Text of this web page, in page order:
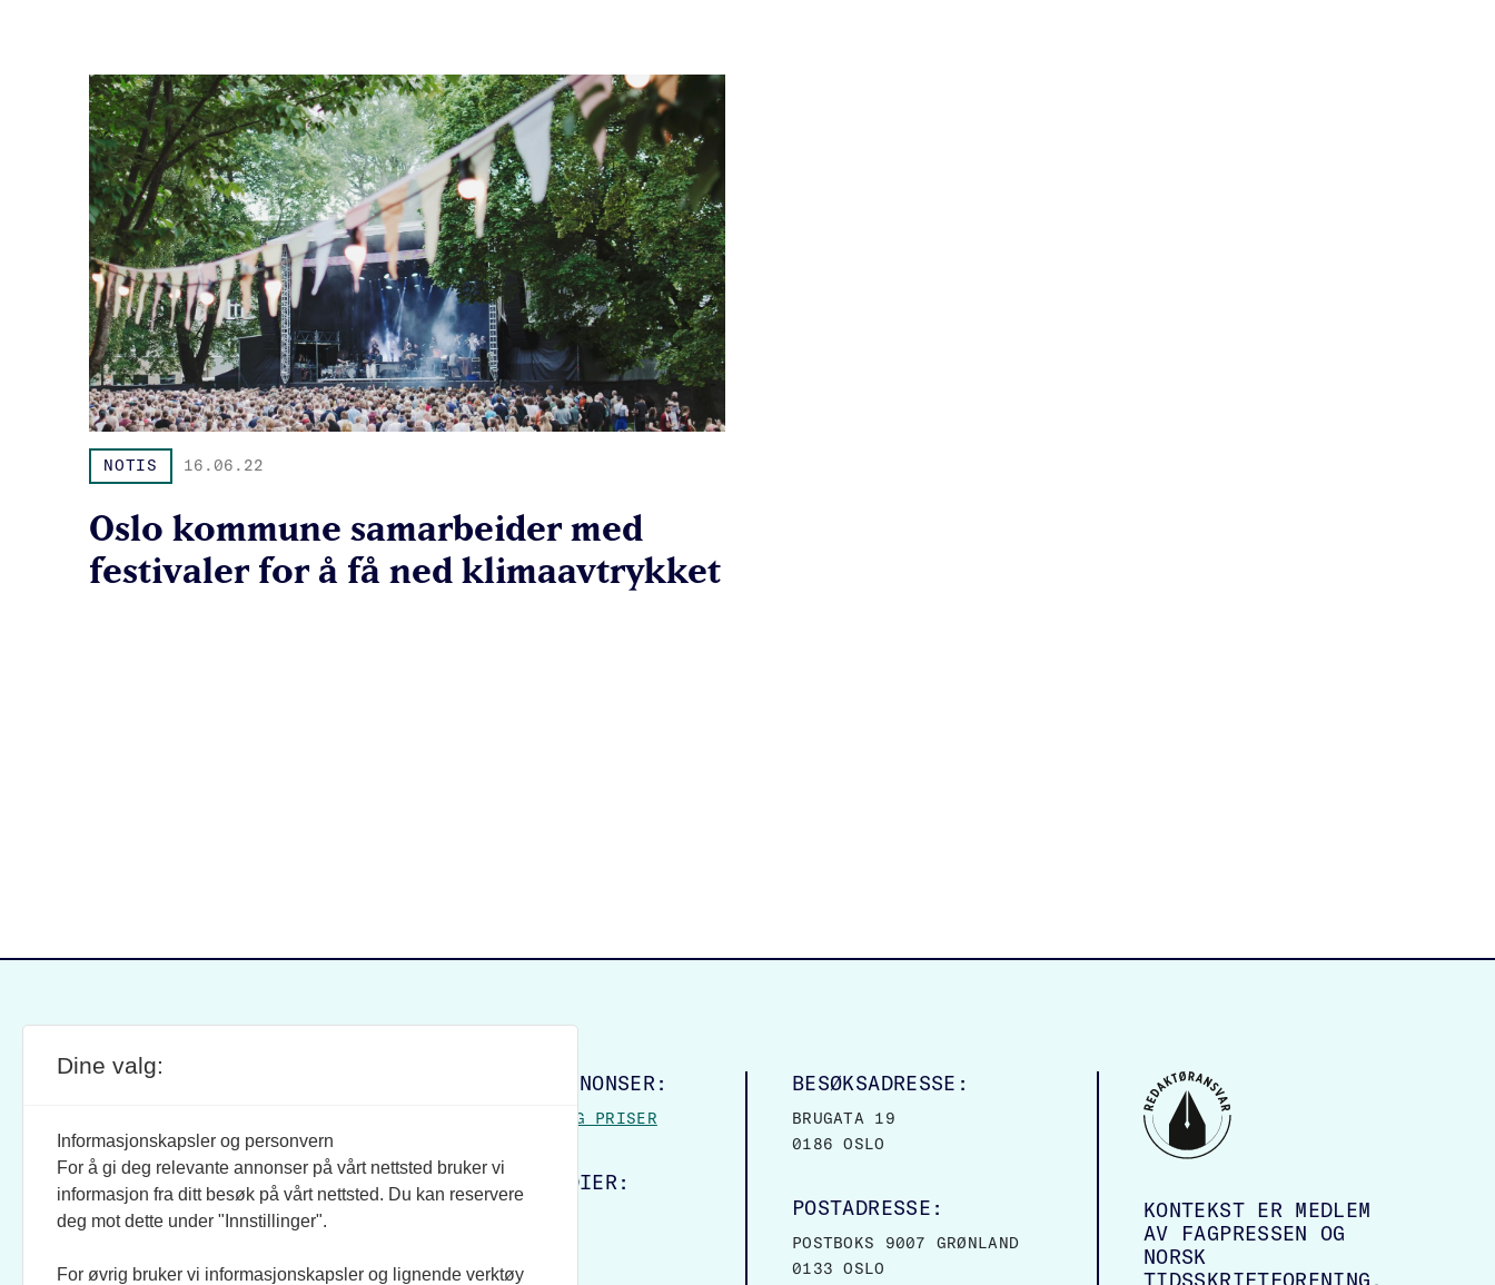
NOTIS 16.06.22
Oslo kommune samarbeider med
festivaler for å få ned klimaavtrykket
SITE FOOTERANSVARLIG REDAKTØR:
JOURNALISTER:
EVEN FINSRUD
STILLINGSANNONSER:
INFORMASJON OG PRISER
SOSIALE MEDIER:
BESØKSADRESSE:
BRUGATA 19
0186 OSLO
POSTADRESSE:
POSTBOKS 9007 GRØNLAND
0133 OSLO
KONTEKST ER MEDLEM
AV FAGPRESSEN OG
NORSK
Dine valg:
Informasjonskapsler og personvern
For å gi deg relevante annonser på vårt nettsted bruker vi
informasjon fra ditt besøk på vårt nettsted. Du kan reservere
deg mot dette under "Innstillinger".
For øvrig bruker vi informasjonskapsler og lignende verktøy